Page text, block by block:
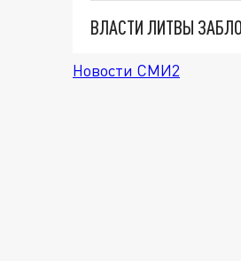
ВЛАСТИ ЛИТВЫ
Новости СМИ2